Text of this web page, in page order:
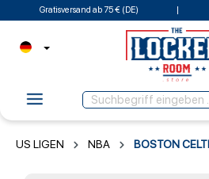
Gratisversand ab 75 € (DE)
US LIGEN NBA BOSTON